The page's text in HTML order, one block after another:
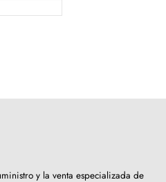
y la venta especializada de